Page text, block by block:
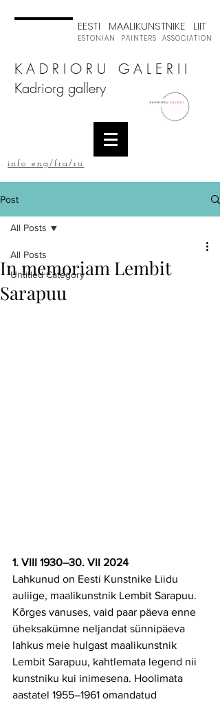
EESTI MAALIKUNSTNIKE LIIT
ESTONIAN PAINTERS ASSOCIATION
K A D R I O R U G A L E R I I
Kadriorg gallery
info eng/fra/ru
Post
All Posts
Untitled Category
All Posts
In memoriam Lembit
Sarapuu
1. VIII 1930–30. VII 2024
Lahkunud on Eesti Kunstnike Liidu
auliige, maalikunstnik Lembit Sarapuu.
Kõrges vanuses, vaid paar päeva enne
üheksakümne neljandat sünnipäeva
lahkus meie hulgast maalikunstnik
Lembit Sarapuu, kahtlemata legend nii
kunstniku kui inimesena. Hoolimata
aastatel 1955–1961 omandatud